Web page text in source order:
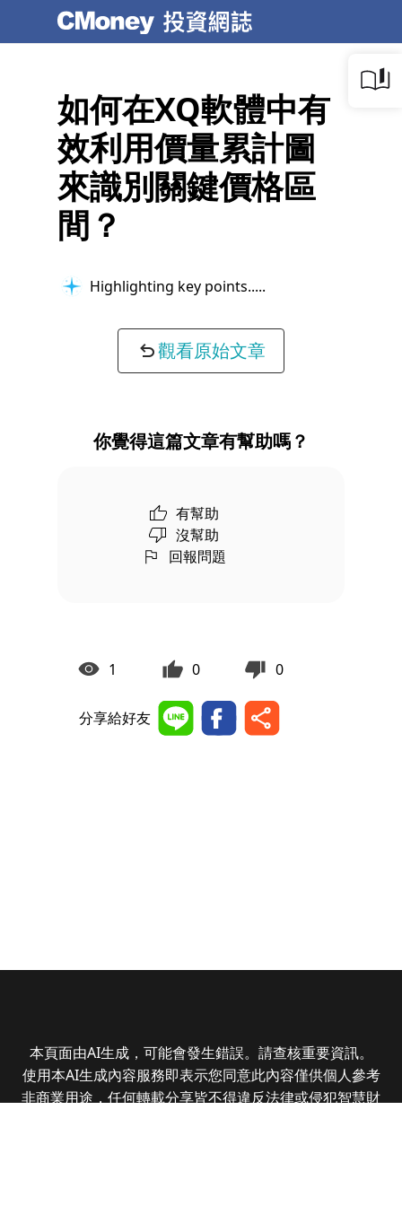
如何在XQ軟體中有
效利用價量累計圖
來識別關鍵價格區
間？
Highlighting key points...
觀看原始文章
你覺得這篇文章有幫助嗎？
有幫助
沒幫助
回報問題
1 0 0
分享給好友
本頁面由AI生成，可能會發生錯誤。請查核重要資訊。
使用本AI生成內容服務即表示您同意此內容僅供個人參考
非商業用途，任何轉載分享皆不得違反法律或侵犯智慧財